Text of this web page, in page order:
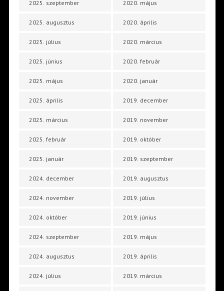
2025. szeptember
2025. augusztus
2025. július
2025. június
2025. május
2025. április
2025. március
2025. február
2025. január
2024. december
2024. november
2024. október
2024. szeptember
2024. augusztus
2024. július
2020. május
2020. április
2020. március
2020. február
2020. január
2019. december
2019. november
2019. október
2019. szeptember
2019. augusztus
2019. július
2019. június
2019. május
2019. április
2019. március